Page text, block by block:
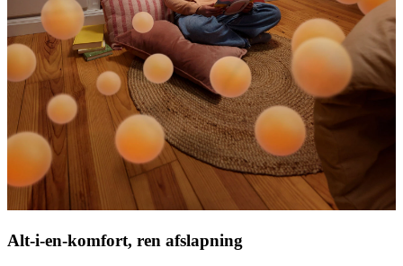
Alt-i-en-komfort, ren afslapning